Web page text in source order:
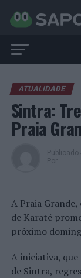
ATUALIDADE
Sintra:
Praia
Publicado
Por
A Praia
de Karaté
próximo
A iniciativa,
de Sintra,